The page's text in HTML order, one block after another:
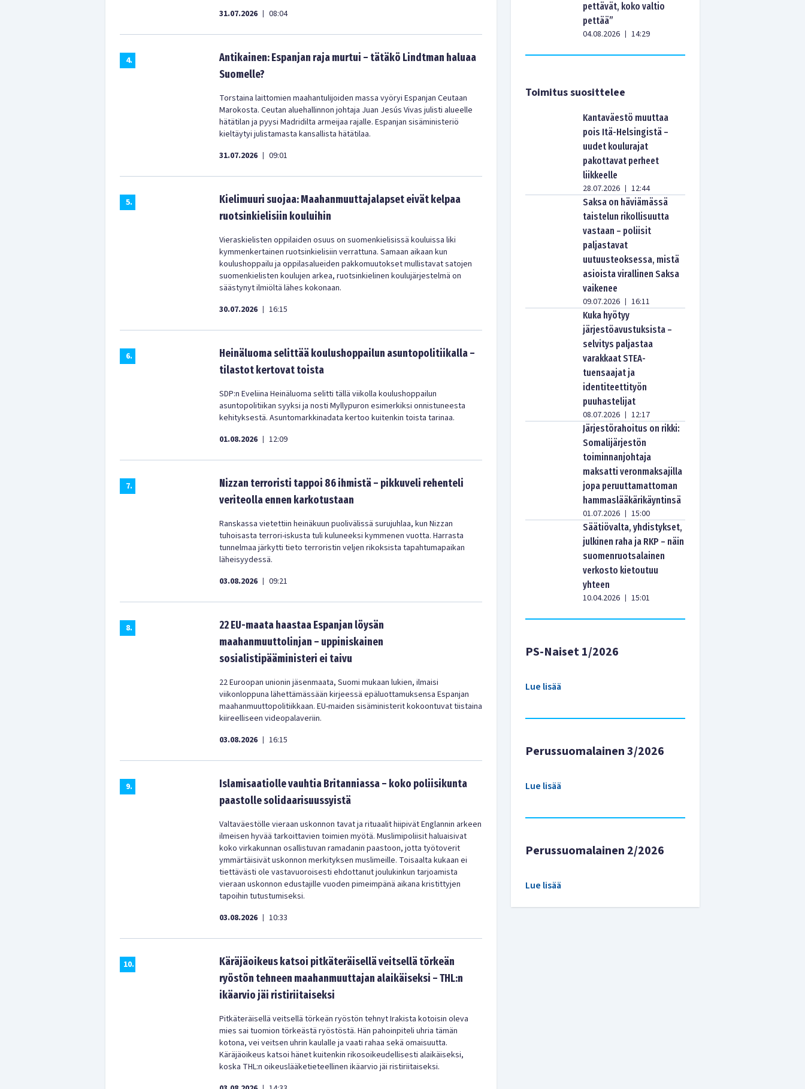
31.07.2026 | 08:04
4.
Antikainen: Espanjan raja murtui – tätäkö Lindtman haluaa
Suomelle?
Torstaina laittomien maahantulijoiden massa vyöryi Espanjan Ceutaan
Marokosta. Ceutan aluehallinnon johtaja Juan Jesús Vivas julisti alueelle
hätätilan ja pyysi Madridilta armeijaa rajalle. Espanjan sisäministeriö
kieltäytyi julistamasta kansallista hätätilaa.
31.07.2026 | 09:01
5.
Kielimuuri suojaa: Maahanmuuttajalapset eivät kelpaa
ruotsinkielisiin kouluihin
Vieraskielisten oppilaiden osuus on suomenkielisissä kouluissa liki
kymmenkertainen ruotsinkielisiin verrattuna. Samaan aikaan kun
koulushoppailu ja oppilasalueiden pakkomuutokset mullistavat satojen
suomenkielisten koulujen arkea, ruotsinkielinen koulujärjestelmä on
säästynyt ilmiöltä lähes kokonaan.
30.07.2026 | 16:15
6.
Heinäluoma selittää koulushoppailun asuntopolitiikalla –
tilastot kertovat toista
SDP:n Eveliina Heinäluoma selitti tällä viikolla koulushoppailun
asuntopolitiikan syyksi ja nosti Myllypuron esimerkiksi onnistuneesta
kehityksestä. Asuntomarkkinadata kertoo kuitenkin toista tarinaa.
01.08.2026 | 12:09
7.
Nizzan terroristi tappoi 86 ihmistä – pikkuveli rehenteli
veriteolla ennen karkotustaan
Ranskassa vietettiin heinäkuun puolivälissä surujuhlaa, kun Nizzan
tuhoisasta terrori-iskusta tuli kuluneeksi kymmenen vuotta. Harrasta
tunnelmaa järkytti tieto terroristin veljen rikoksista tapahtumapaikan
läheisyydessä.
03.08.2026 | 09:21
8.
22 EU-maata haastaa Espanjan löysän
maahanmuuttolinjan – uppiniskainen
sosialistipääministeri ei taivu
22 Euroopan unionin jäsenmaata, Suomi mukaan lukien, ilmaisi
viikonloppuna lähettämässään kirjeessä epäluottamuksensa Espanjan
maahanmuuttopolitiikkaan. EU-maiden sisäministerit kokoontuvat tiistaina
kiireelliseen videopalaveriin.
03.08.2026 | 16:15
9.
Islamisaatiolle vauhtia Britanniassa – koko poliisikunta
paastolle solidaarisuussyistä
Valtaväestölle vieraan uskonnon tavat ja rituaalit hiipivät Englannin arkeen
ilmeisen hyvää tarkoittavien toimien myötä. Muslimipoliisit haluaisivat
koko virkakunnan osallistuvan ramadanin paastoon, jotta työtoverit
ymmärtäisivät uskonnon merkityksen muslimeille. Toisaalta kukaan ei
tiettävästi ole vastavuoroisesti ehdottanut joulukinkun tarjoamista
vieraan uskonnon edustajille vuoden pimeimpänä aikana kristittyjen
tapoihin tutustumiseksi.
03.08.2026 | 10:33
10.
Käräjäoikeus katsoi pitkäteräisellä veitsellä törkeän
ryöstön tehneen maahanmuuttajan alaikäiseksi – THL:n
ikäarvio jäi ristiriitaiseksi
Pitkäteräisellä veitsellä törkeän ryöstön tehnyt Irakista kotoisin oleva
mies sai tuomion törkeästä ryöstöstä. Hän pahoinpiteli uhria tämän
kotona, vei veitsen uhrin kaulalle ja vaati rahaa sekä omaisuutta.
Käräjäoikeus katsoi hänet kuitenkin rikosoikeudellisesti alaikäiseksi,
koska THL:n oikeuslääketieteellinen ikäarvio jäi ristiriitaiseksi.
pettävät, koko valtio
pettää”
04.08.2026 | 14:29
Toimitus suosittelee
Kantaväestö muuttaa
pois Itä-Helsingistä –
uudet koulurajat
pakottavat perheet
liikkeelle
28.07.2026 | 12:44
Saksa on häviämässä
taistelun rikollisuutta
vastaan – poliisit
paljastavat
uutuusteoksessa, mistä
asioista virallinen Saksa
vaikenee
09.07.2026 | 16:11
Kuka hyötyy
järjestöavustuksista –
selvitys paljastaa
varakkaat STEA-
tuensaajat ja
identiteettityön
puuhastelijat
08.07.2026 | 12:17
Järjestörahoitus on rikki:
Somalijärjestön
toiminnanjohtaja
maksatti veronmaksajilla
jopa peruuttamattoman
hammaslääkärikäyntinsä
01.07.2026 | 15:00
Säätiövalta, yhdistykset,
julkinen raha ja RKP – näin
suomenruotsalainen
verkosto kietoutuu
yhteen
10.04.2026 | 15:01
PS-Naiset 1/2026
Lue lisää
Perussuomalainen 3/2026
Lue lisää
Perussuomalainen 2/2026
Lue lisää